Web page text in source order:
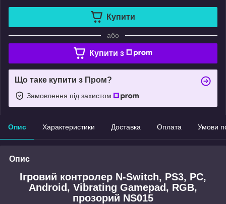
Купити
або
Купити з
Що таке купити з Пром?
Замовлення під захистом
Опис Характеристики Доставка Оплата Умови
Опис
Ігровий контролер N-Switch, PS3, PC,
Android, Vibrating Gamepad, RGB,
прозорий NS015